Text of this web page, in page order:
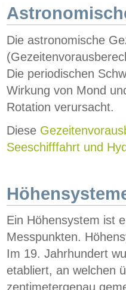
Die astronomische
Die periodischen
Wirkung von Mond
Rotation verursacht.
Diese
Seeschifffahrt und
Ein Höhensystem ist
Messpunkten.
Im 19. Jahrhundert
etabliert, an welchen
zentimetergenau